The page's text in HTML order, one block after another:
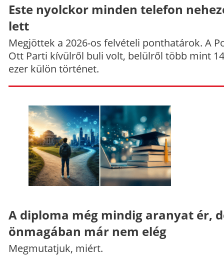
Este nyolckor minden telefon
lett
Megjöttek a 2026-os felvételi ponthatárok. A
Ott Parti kívülről buli volt, belülről több mint
ezer külön történet.
A diploma még mindig aranyat ér,
önmagában már nem elég
Megmutatjuk, miért.